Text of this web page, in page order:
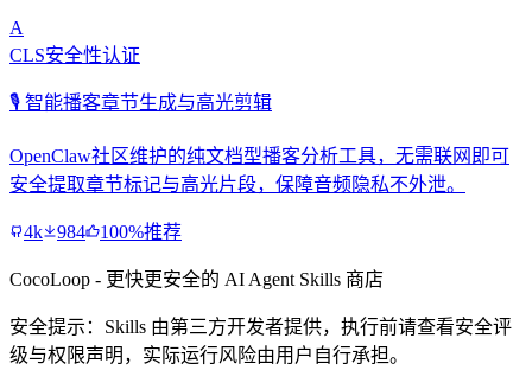
A
CLS安全性认证
🎙️ 智能播客章节生成与高光剪辑
OpenClaw社区维护的纯文档型播客分析工具，无需联网即可
安全提取章节标记与高光片段，保障音频隐私不外泄。
4k 984 100%推荐
CocoLoop - 更快更安全的 AI Agent Skills 商店
安全提示：Skills 由第三方开发者提供，执行前请查看安全评
级与权限声明，实际运行风险由用户自行承担。